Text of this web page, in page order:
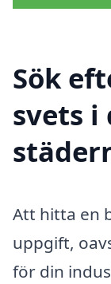
Sök
svets i
Att hitta en
uppgift,
för din